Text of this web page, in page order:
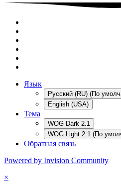
Язык
Русский (RU) (По
English (USA)
Тема
WOG Dark 2.1
WOG Light 2.1 (По
Обратная связь
Powered by Invision Community
×